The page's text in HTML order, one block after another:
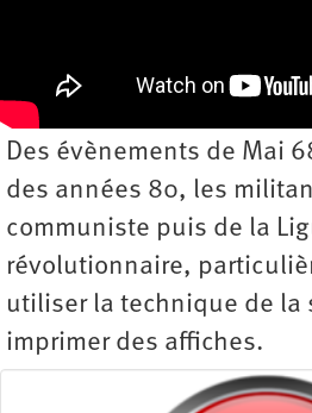
Des évènements de Mai
des années 80, les
communiste puis de la
révolutionnaire,
utiliser la technique de la
imprimer des affiches.